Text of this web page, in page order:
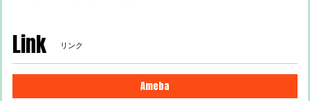
Link リンク
Ameba